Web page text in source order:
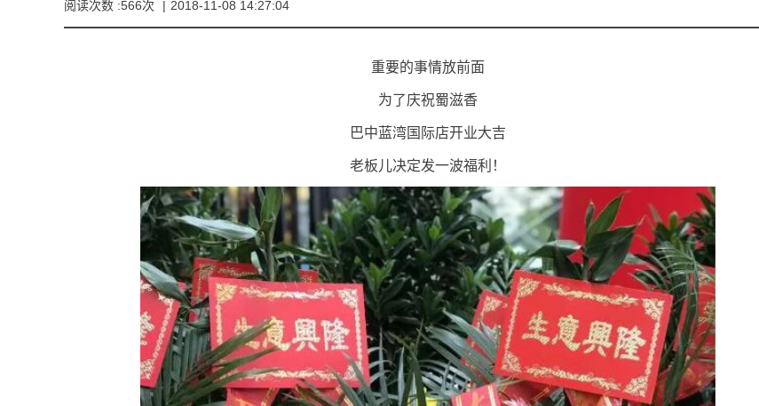
阅读次数 :566次 | 2018-11-08 14:27:04
重要的事情放前面
为了庆祝蜀滋香
巴中蓝湾国际店开业大吉
老板儿决定发一波福利！